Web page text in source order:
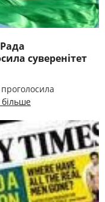
суверенітет
більше